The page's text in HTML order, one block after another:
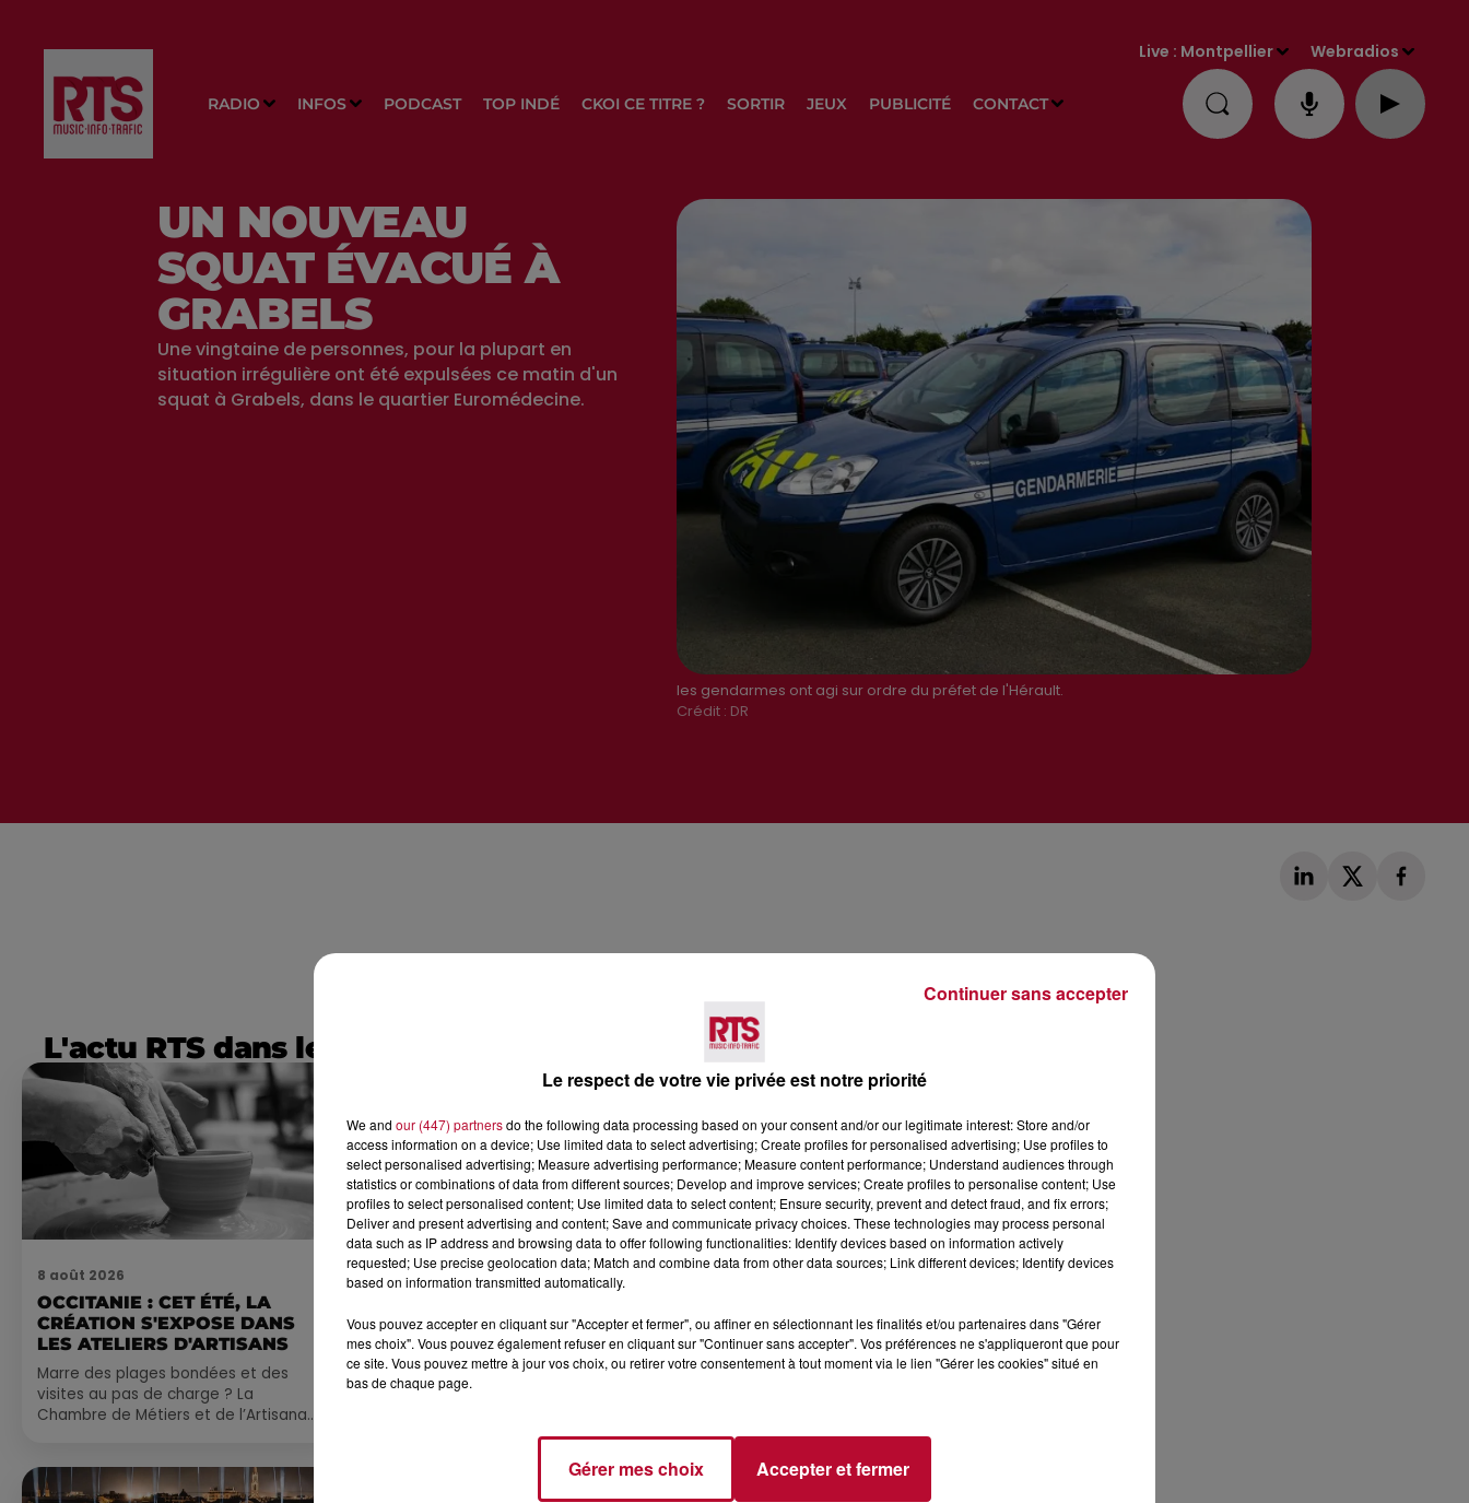
RADIO INFOS PODCAST TOP INDÉ CKOI CE TITRE ? SORTIR JEUX PUBLICITÉ CONTACT
Live : Montpellier Webradios
les gendarmes ont agi sur ordre du préfet de l'Hérault.
Crédit : DR
UN NOUVEAU
SQUAT ÉVACUÉ À
GRABELS
Une vingtaine de personnes, pour la plupart en
situation irrégulière ont été expulsées ce matin d'un
squat à Grabels, dans le quartier Euromédecine.
L'actu RTS dans le Sud
8 août 2026
OCCITANIE : CET ÉTÉ, LA
CRÉATION S'EXPOSE DANS
LES ATELIERS D'ARTISANS
Marre des plages bondées et des
visites au pas de charge ? La
Chambre de Métiers et de l’Artisanat
7 août 2026
CE WEEK-END
Comme tous les vendredis, voici une
petite sélection des rendez-vous à ne
pas manquer dans le coin. Que vous
MARSEILLAN
Le respect de votre vie privée est notre priorité
We and our (447) partnersdo the following data processing based on your consent and/or our legitimate interest: Store and/or
access information on a device; Use limited data to select advertising; Create profiles for personalised advertising; Use profiles to
select personalised advertising; Measure advertising performance; Measure content performance; Understand audiences through
statistics or combinations of data from different sources; Develop and improve services; Create profiles to personalise content; Use
profiles to select personalised content; Use limited data to select content; Ensure security, prevent and detect fraud, and fix errors;
Deliver and present advertising and content; Save and communicate privacy choices. These technologies may process personal
data such as IP address and browsing data to offer following functionalities: Identify devices based on information actively
requested; Use precise geolocation data; Match and combine data from other data sources; Link different devices; Identify devices
based on information transmitted automatically.
Vous pouvez accepter en cliquant sur "Accepter et fermer", ou affiner en sélectionnant les finalités et/ou partenaires dans "Gérer
mes choix". Vous pouvez également refuser en cliquant sur "Continuer sans accepter". Vos préférences ne s'appliqueront que pour
ce site. Vous pouvez mettre à jour vos choix, ou retirer votre consentement à tout moment via le lien "Gérer les cookies" situé en
bas de chaque page.
Gérer mes choix Accepter et fermer
Continuer sans accepter